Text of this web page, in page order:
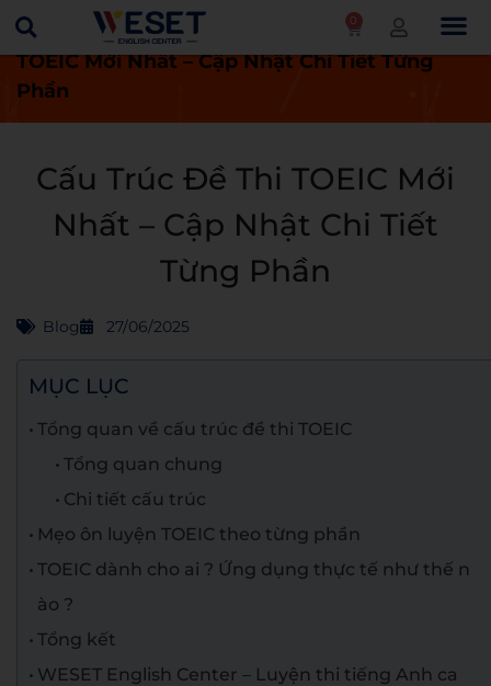
0
Trang chủ Blog
Cấu Trúc Đề Thi
TOEIC Mới Nhất – Cập Nhật Chi Tiết Từng
Phần
Cấu Trúc Đề Thi TOEIC Mới
Nhất – Cập Nhật Chi Tiết
Từng Phần
Blog 27/06/2025
MỤC LỤC
Tổng quan về cấu trúc đề thi TOEIC
Tổng quan chung
Chi tiết cấu trúc
Mẹo ôn luyện TOEIC theo từng phần
TOEIC dành cho ai ? Ứng dụng thực tế như thế n
ào ?
Tổng kết
WESET English Center – Luyện thi tiếng Anh ca